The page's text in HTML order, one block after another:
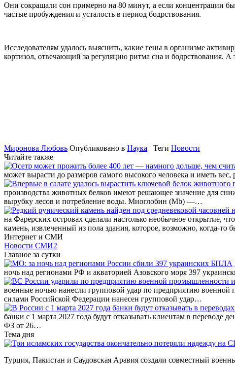
Они сокращали сон примерно на 80 минут, а если концентрации
частые пробуждения и усталость в период бодрствования.
Исследователям удалось выяснить, какие гены в организме
кортизол, отвечающий за регуляцию ритма сна и бодрствования.
Миронова Любовь Опубликовано в Наука Теги Новости
Читайте также
может вырасти до размеров самого высокого человека и иметь
производства животных белков имеют решающее значение для
вырубку лесов и потребление воды. Миоглобин (Mb) —…
на Фарерских островах сделали настолько необычное открытие,
камень, извлеченный из пола здания, которое, возможно, когда-то
Интернет и СМИ
Новости СМИ2
Главное за сутки
ночь над регионами РФ и акваторией Азовского моря 397
военные ночью нанесли групповой удар по предприятию
силами Российской Федерации нанесен групповой удар…
банки с 1 марта 2027 года будут отказывать клиентам в переводе
ФЗ от 26…
Тема дня
Турция, Пакистан и Саудовская Аравия создали совместный